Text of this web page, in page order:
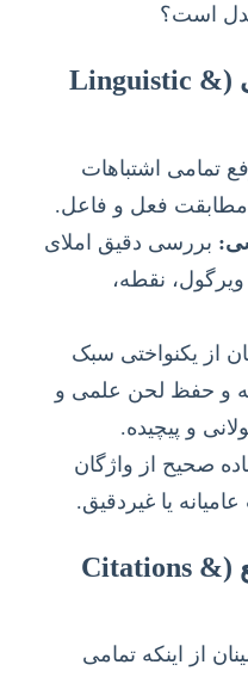
است؟
ویرایش نگارشی و زبانی (Linguistic &
تمامی اشتباهات
مطابقت فعل و فاعل.
بررسی دقیق املای
نقطه،
از یکنواختی سبک
و حفظ لحن علمی و
و پیچیده.
صحیح از واژگان
یا غیردقیق.
ویرایش ارجاعات و منابع (Citations &
از اینکه تمامی